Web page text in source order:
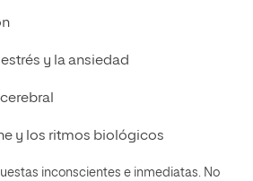
y la ansiedad
y los ritmos biológicos
inconscientes e inmediatas. No